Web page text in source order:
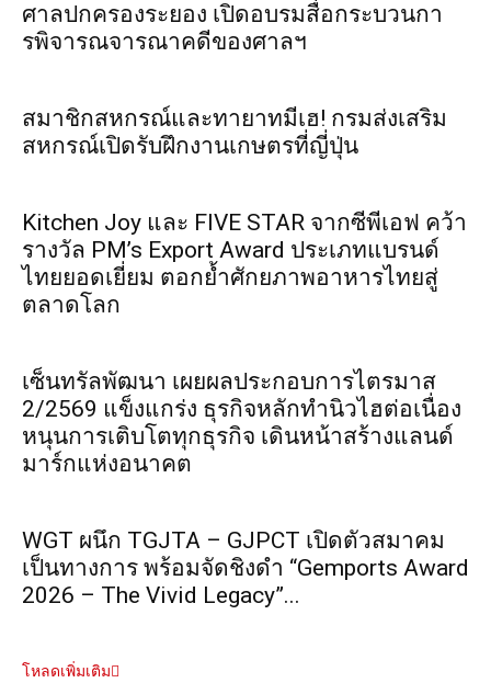
ศาลปกครองระยอง เปิดอบรมสื่อกระบวนกา
รพิจารณจารณาคดีของศาลฯ
สมาชิกสหกรณ์และทายาทมีเฮ! กรมส่งเสริม
สหกรณ์เปิดรับฝึกงานเกษตรที่ญี่ปุ่น
Kitchen Joy และ FIVE STAR จากซีพีเอฟ คว้า
รางวัล PM’s Export Award ประเภทแบรนด์
ไทยยอดเยี่ยม ตอกย้ำศักยภาพอาหารไทยสู่
ตลาดโลก
เซ็นทรัลพัฒนา เผยผลประกอบการไตรมาส
2/2569 แข็งแกร่ง ธุรกิจหลักทำนิวไฮต่อเนื่อง
หนุนการเติบโตทุกธุรกิจ เดินหน้าสร้างแลนด์
มาร์กแห่งอนาคต
WGT ผนึก TGJTA – GJPCT เปิดตัวสมาคม
เป็นทางการ พร้อมจัดชิงดำ “Gemports Award
2026 – The Vivid Legacy”...
โหลดเพิ่มเติม